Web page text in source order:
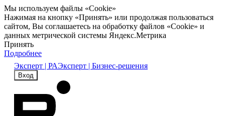
Мы используем файлы «Cookie»
Нажимая на кнопку «Принять» или продолжая пользоваться
сайтом, Вы соглашаетесь на обработку файлов «Cookie» и
данных метрической системы Яндекс.Метрика
Принять
Подробнее
Эксперт | РАЭксперт | Бизнес-решения
Вход